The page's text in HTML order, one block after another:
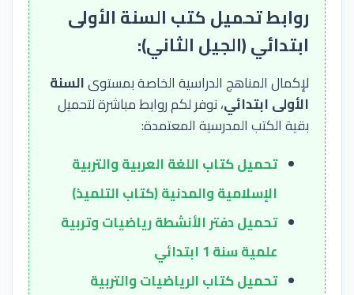
روابط تحميل كتب السنة الأولى
ابتدائي (الجيل الثاني):
لإكمال المناهج الدراسية الخاصة بمستوىالسنة
الأولى ابتدائي، نوفر لكم روابط مباشرة لتحميل
بقية الكتب المدرسية المعتمدة:
تحميل كتاب اللغة العربية والتربية
الإسلامية والمدنية (كتاب التلميذ)
تحميل دفتر الأنشطة رياضيات وتربية
علمية سنة 1 ابتدائي
تحميل كتاب الرياضيات والتربية